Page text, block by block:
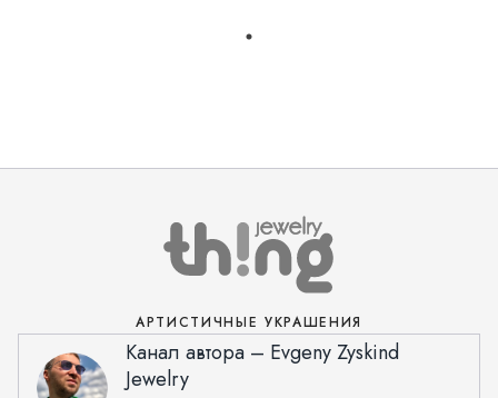
АРТИСТИЧНЫЕ УКРАШЕНИЯ
Канал автора – Evgeny Zyskind
Jewelry